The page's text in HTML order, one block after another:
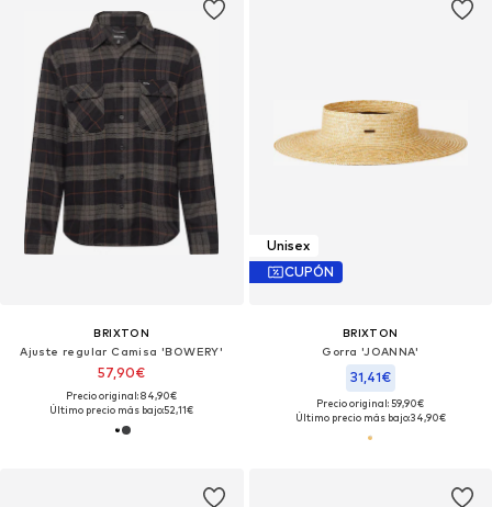
BRIXTON
Ajuste regular Camisa 'BOWERY'
57,90€
Precio original: 84,90€
Último precio más bajo:52,11€
Unisex
CUPÓN
BRIXTON
Gorra 'JOANNA'
31,41€
Precio original: 59,90€
Último precio más bajo:34,90€